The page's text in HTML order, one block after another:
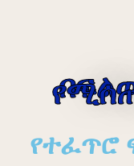
የተፈጥሮ